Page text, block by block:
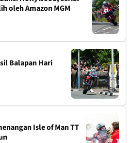
oleh Amazon MGM
Balapan Hari
Isle of Man TT